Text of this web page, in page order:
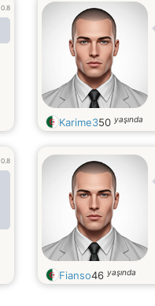
0.8
Karime350 yaşında
0.8
Fianso46 yaşında